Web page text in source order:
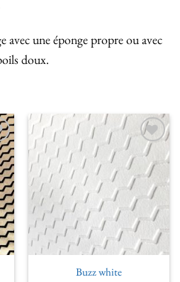
avec une éponge propre ou avec
doux.
Ajouter
à la liste
de
souhaits
Buzz white